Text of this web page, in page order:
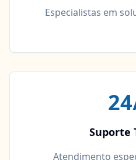
Especialistas em
Suporte
Atendimento